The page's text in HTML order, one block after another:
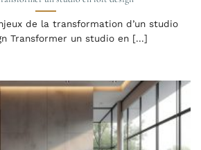
de la transformation d’un studio
Transformer un studio en [...]